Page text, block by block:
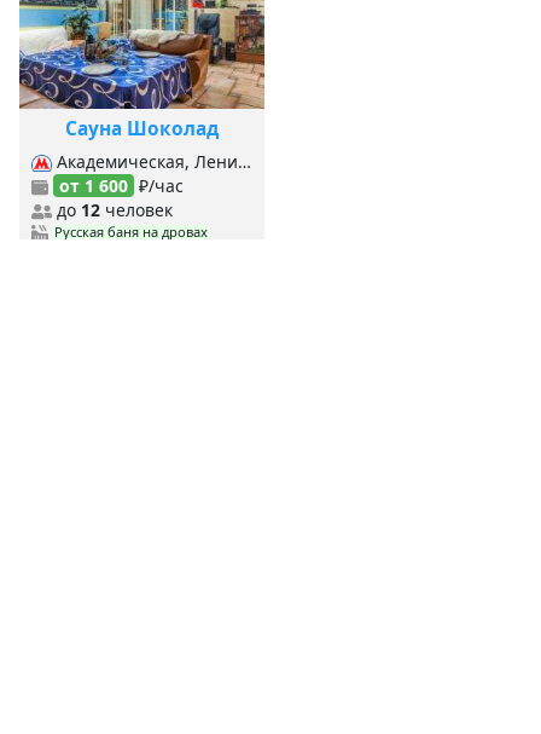
Сауна Шоколад
Академическая, Ленинский проспект, Новые Черёмушки, Профсоюзная, Тульская, Шаболовская, Крымская,
от 1 600 ₽/час
до 12 человек
Русская баня на дровах